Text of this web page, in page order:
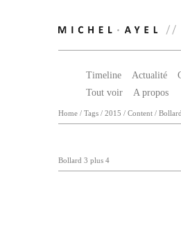
Timeline Actualité
Tout voir
A propos
Home / Tags / 2015 / Content /
Bollard 3 plus 4